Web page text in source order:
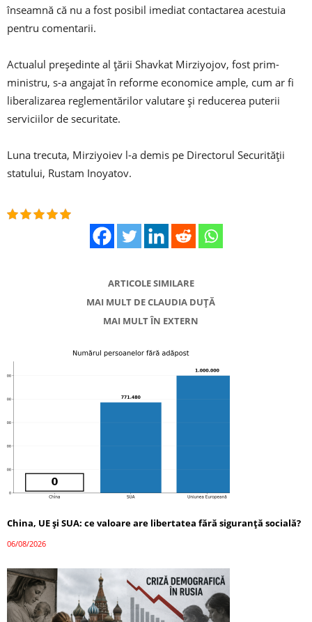
înseamnă că nu a fost posibil imediat contactarea acestuia
pentru comentarii.
Actualul președinte al țării Shavkat Mirziyojov, fost prim-
ministru, s-a angajat în reforme economice ample, cum ar fi
liberalizarea reglementărilor valutare și reducerea puterii
serviciilor de securitate.
Luna trecuta, Mirziyoiev l-a demis pe Directorul Securității
statului, Rustam Inoyatov.
ARTICOLE SIMILARE
MAI MULT DE CLAUDIA DUȚĂ
MAI MULT ÎN EXTERN
China, UE și SUA: ce valoare are libertatea fără siguranță socială?
06/08/2026